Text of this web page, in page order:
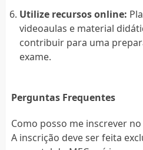
Utilize recursos online:
videoaulas e material
contribuir para uma
exame.
Perguntas Frequentes
Como posso me inscrever no
A inscrição deve ser feita